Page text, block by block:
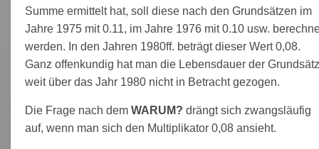
Summe ermittelt hat, soll diese nach den Grundsätzen im
Jahre 1975 mit 0.11, im Jahre 1976 mit 0.10 usw.
werden. In den Jahren 1980ff. beträgt dieser Wert 0,08.
Ganz offenkundig hat man die Lebensdauer der
weit über das Jahr 1980 nicht in Betracht gezogen.
Die Frage nach dem WARUM? drängt sich zwangsläufig
auf, wenn man sich den Multiplikator 0,08 ansieht.